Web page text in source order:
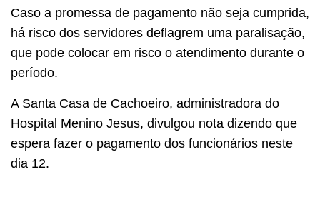
Caso a promessa de pagamento não seja cumprida,
há risco dos servidores deflagrem uma paralisação,
que pode colocar em risco o atendimento durante o
período.
A Santa Casa de Cachoeiro, administradora do
Hospital Menino Jesus, divulgou nota dizendo que
espera fazer o pagamento dos funcionários neste
dia 12.